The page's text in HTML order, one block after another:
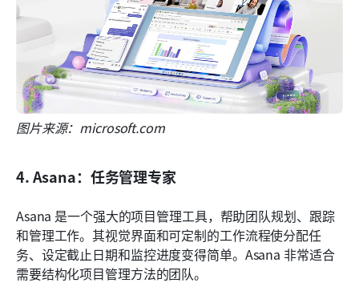
图片来源：microsoft.com
4. Asana：任务管理专家
Asana 是一个强大的项目管理工具，帮助团队规划、跟踪
和管理工作。其视觉界面和可定制的工作流程使分配任
务、设定截止日期和监控进度变得简单。Asana 非常适合
需要结构化项目管理方法的团队。